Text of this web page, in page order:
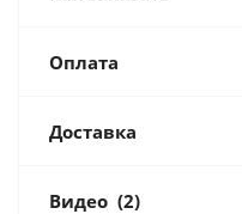
Оплата
Доставка
Видео (2)